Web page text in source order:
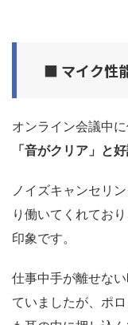
■ マイク性
オンライン会議中
「音がクリア」と
ノイズキャンセリ
り働いてくれてお
印象です。
仕事中手が離せな
ていましたが、ポ